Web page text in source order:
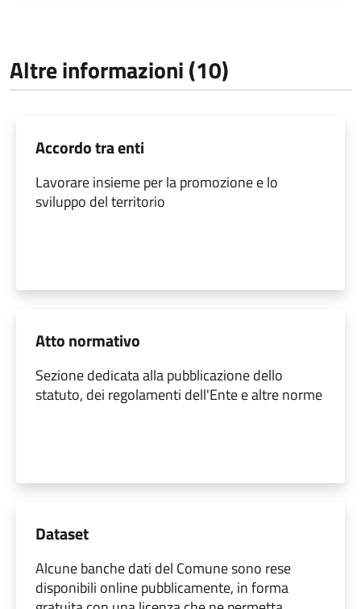
Altre informazioni (10)
Accordo tra enti
Lavorare insieme per la promozione e lo
sviluppo del territorio
Atto normativo
Sezione dedicata alla pubblicazione dello
statuto, dei regolamenti dell'Ente e altre norme
Dataset
Alcune banche dati del Comune sono rese
disponibili online pubblicamente, in forma